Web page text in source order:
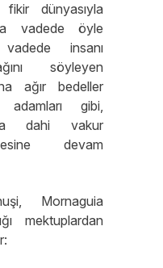
dünyasıyla
vadede öyle
vadede insanı
söyleyen
ağır bedeller
gibi,
dahi vakur
devam
Mornaguia
mektuplardan